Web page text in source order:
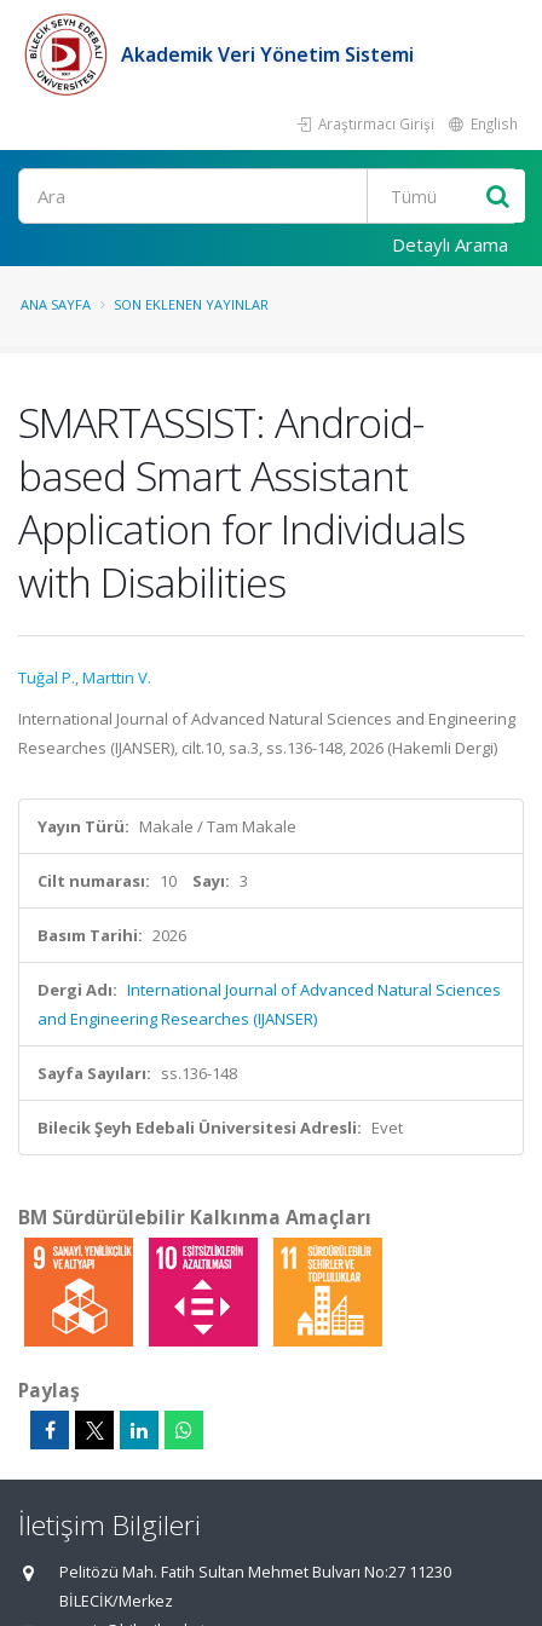
Akademik Veri Yönetim Sistemi
Araştırmacı Girişi English
Ara
Detaylı Arama
ANA SAYFA SON EKLENEN YAYINLAR
SMARTASSIST: Android-
based Smart Assistant
Application for Individuals
with Disabilities
Tuğal P.,Marttin V.
International Journal of Advanced Natural Sciences and Engineering
Researches (IJANSER), cilt.10, sa.3, ss.136-148, 2026 (Hakemli Dergi)
Yayın Türü: Makale / Tam Makale
Cilt numarası: 10 Sayı: 3
Basım Tarihi: 2026
Dergi Adı: International Journal of Advanced Natural Sciences
and Engineering Researches (IJANSER)
Sayfa Sayıları: ss.136-148
Bilecik Şeyh Edebali Üniversitesi Adresli: Evet
BM Sürdürülebilir Kalkınma Amaçları
Paylaş
İletişim Bilgileri
Pelitözü Mah. Fatih Sultan Mehmet Bulvarı No:27 11230
BİLECİK/Merkez